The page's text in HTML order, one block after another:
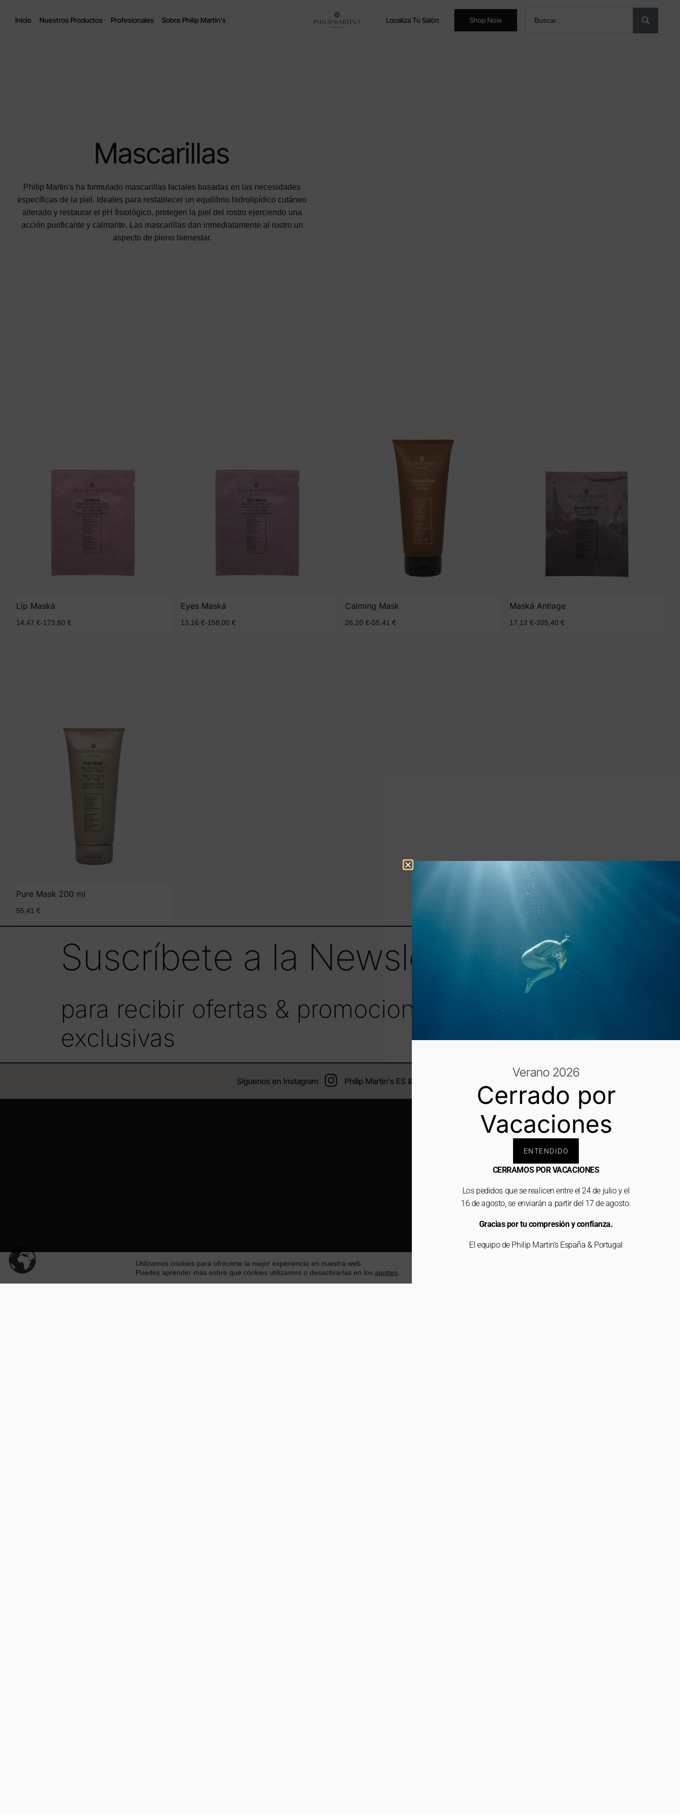
Inicio Nuestros Productos Profesionales Sobre Philip Martin’s Localiza Tu Salón Shop Now
Mascarillas
Philip Martin's ha formulado mascarillas faciales basadas en las necesidades
específicas de la piel. Ideales para restablecer un equilibrio hidrolipídico cutáneo
alterado y restaurar el pH fisiológico, protegen la piel del rostro ejerciendo una
acción purificante y calmante. Las mascarillas dan inmediatamente al rostro un
aspecto de pleno bienestar.
Lip Maská
14,47 €-173,60 €
Eyes Maská
13,16 €-158,00 €
Calming Mask
26,20 €-55,41 €
Maská Antiage
17,12 €-205,40 €
Pure Mask 200 ml
55,41 €
Añadir al carrito
Suscríbete a la Newsletter
para recibir ofertas & promociones
exclusivas
Síguenos en Instagram Philip Martin's ES & PT
Utilizamos cookies para ofrecerte la mejor experiencia en nuestra web.
Puedes aprender más sobre qué cookies utilizamos o desactivarlas en los ajustes.
Verano 2026
Cerrado por
Vacaciones
ENTENDIDO
CERRAMOS POR VACACIONES
Los pedidos que se realicen entre el 24 de julio y el
16 de agosto, se enviarán a partir del 17 de agosto.
Gracias por tu compresión y confianza.
El equipo de Philip Martin’s España & Portugal